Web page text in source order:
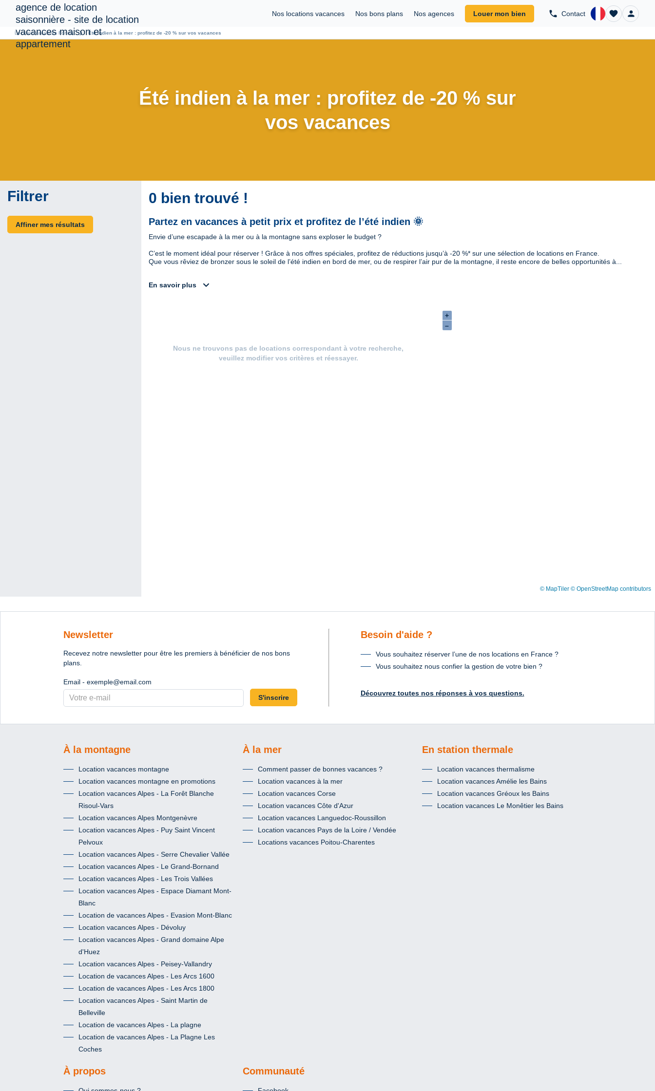
Nos locations vacances Nos bons plans Nos agences Louer mon bien phone Contact favorite person
Location vacances Foncia chevron_right Été indien à la mer : profitez de -20 % sur vos vacances
Été indien à la mer : profitez de -20 % sur
vos vacances
Filtrer 0 bien trouvé !
Affiner mes résultats Partez en vacances à petit prix et profitez de l’été indien 🌞
Envie d’une escapade à la mer ou à la montagne sans exploser le budget ?
C’est le moment idéal pour réserver ! Grâce à nos offres spéciales, profitez de réductions jusqu’à -20 %* sur une sélection de locations en France.
Que vous rêviez de bronzer sous le soleil de l’été indien en bord de mer, ou de respirer l’air pur de la montagne, il reste encore de belles opportunités à...
En savoir plus expand_more
Nous ne trouvons pas de locations correspondant à votre recherche,
veuillez modifier vos critères et réessayer.
+
–
© MapTiler © OpenStreetMap contributors
Newsletter
Recevez notre newsletter pour être les premiers à bénéficier de nos bons
plans.
Email - exemple@email.com
S'inscrire
Besoin d'aide ?
Vous souhaitez réserver l’une de nos locations en France ?
Vous souhaitez nous confier la gestion de votre bien ?
Découvrez toutes nos réponses à vos questions.
À la montagne
Location vacances montagne
Location vacances montagne en promotions
Location vacances Alpes - La Forêt Blanche
Risoul-Vars
Location vacances Alpes Montgenèvre
Location vacances Alpes - Puy Saint Vincent
Pelvoux
Location vacances Alpes - Serre Chevalier Vallée
Location vacances Alpes - Le Grand-Bornand
Location vacances Alpes - Les Trois Vallées
Location vacances Alpes - Espace Diamant Mont-
Blanc
Location de vacances Alpes - Evasion Mont-Blanc
Location vacances Alpes - Dévoluy
Location vacances Alpes - Grand domaine Alpe
d'Huez
Location vacances Alpes - Peisey-Vallandry
Location de vacances Alpes - Les Arcs 1600
Location de vacances Alpes - Les Arcs 1800
Location vacances Alpes - Saint Martin de
Belleville
Location de vacances Alpes - La plagne
Location de vacances Alpes - La Plagne Les
Coches
À la mer
Comment passer de bonnes vacances ?
Location vacances à la mer
Location vacances Corse
Location vacances Côte d'Azur
Location vacances Languedoc-Roussillon
Location vacances Pays de la Loire / Vendée
Locations vacances Poitou-Charentes
En station thermale
Location vacances thermalisme
Location vacances Amélie les Bains
Location vacances Gréoux les Bains
Location vacances Le Monêtier les Bains
À propos Communauté